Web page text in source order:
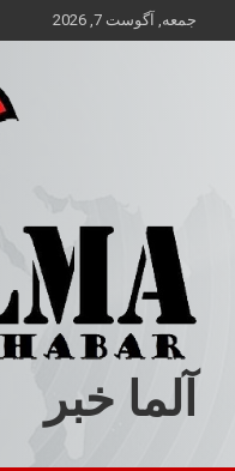
محتوا
جمعه, آگوست 7, 2026
آلما خبر